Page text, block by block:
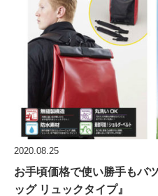
2020.08.25
お手頃価格で使い勝手もバ
ッグ リュックタイプ』